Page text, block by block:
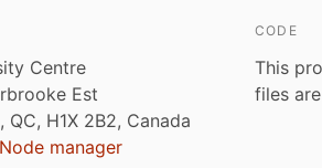
Centre
Est
QC, H1X 2B2, Canada
manager
CODE
This
files